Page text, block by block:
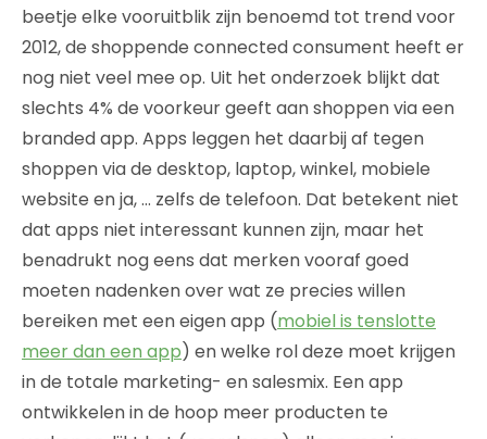
beetje elke vooruitblik zijn benoemd tot trend voor
2012, de shoppende connected consument heeft er
nog niet veel mee op. Uit het onderzoek blijkt dat
slechts 4% de voorkeur geeft aan shoppen via een
branded app. Apps leggen het daarbij af tegen
shoppen via de desktop, laptop, winkel, mobiele
website en ja, … zelfs de telefoon. Dat betekent niet
dat apps niet interessant kunnen zijn, maar het
benadrukt nog eens dat merken vooraf goed
moeten nadenken over wat ze precies willen
bereiken met een eigen app (mobiel is tenslotte
meer dan een app) en welke rol deze moet krijgen
in de totale marketing- en salesmix. Een app
ontwikkelen in de hoop meer producten te